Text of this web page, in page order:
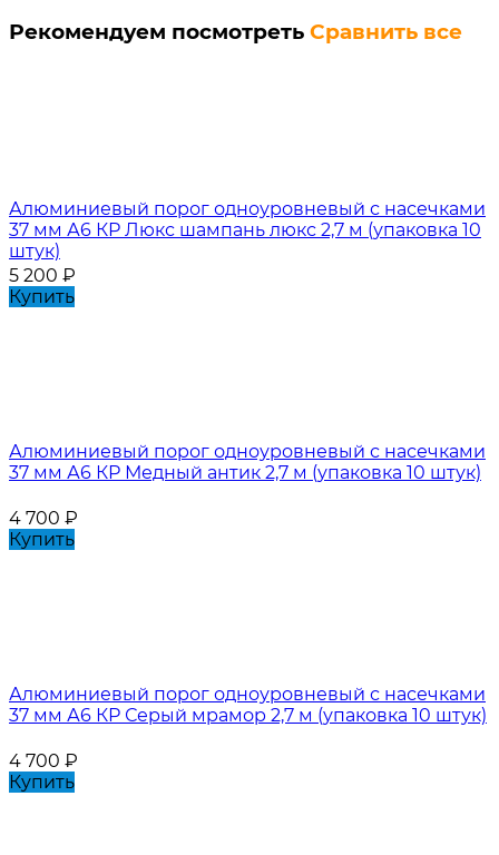
Рекомендуем посмотреть Сравнить все
Алюминиевый порог одноуровневый с насечками
37 мм А6 КР Люкс шампань люкс 2,7 м (упаковка 10
штук)
5 200 ₽
Купить
Алюминиевый порог одноуровневый с насечками
37 мм А6 КР Медный антик 2,7 м (упаковка 10 штук)
4 700 ₽
Купить
Алюминиевый порог одноуровневый с насечками
37 мм А6 КР Серый мрамор 2,7 м (упаковка 10 штук)
4 700 ₽
Купить